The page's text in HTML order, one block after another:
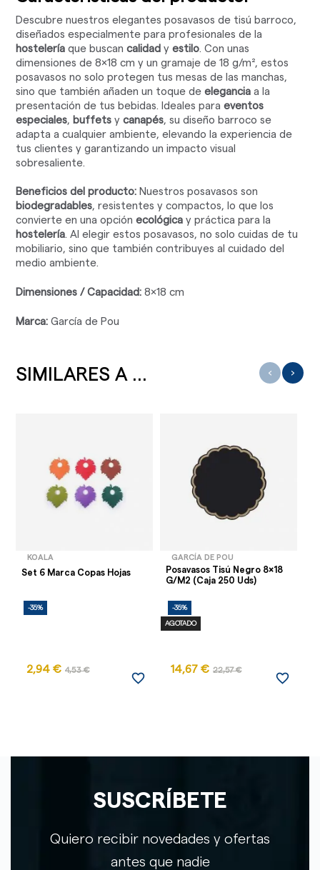
Descubre nuestros elegantes posavasos de tisú barroco,
diseñados especialmente para profesionales de la
hostelería que buscancalidad yestilo. Con unas
dimensiones de 8x18 cm y un gramaje de 18 g/m², estos
posavasos no solo protegen tus mesas de las manchas,
sino que también añaden un toque deelegancia a la
presentación de tus bebidas. Ideales paraeventos
especiales, buffets ycanapés, su diseño barroco se
adapta a cualquier ambiente, elevando la experiencia de
tus clientes y garantizando un impacto visual
sobresaliente.
Beneficios del producto: Nuestros posavasos son
biodegradables, resistentes y compactos, lo que los
convierte en una opciónecológica y práctica para la
hostelería. Al elegir estos posavasos, no solo cuidas de tu
mobiliario, sino que también contribuyes al cuidado del
medio ambiente.
Dimensiones / Capacidad: 8x18 cm
Marca: García de Pou
SIMILARES A ...
KOALA
Set 6 Marca Copas Hojas
-35%
2,94 € 4,53 €
favorite_border
GARCÍA DE POU
Posavasos Tisú Negro 8x18
G/m2 (Caja 250 Uds)
-35%
AGOTADO
14,67 € 22,57 €
favorite_border
‹ ›
SUSCRÍBETE
Quiero recibir novedades y ofertas
antes que nadie